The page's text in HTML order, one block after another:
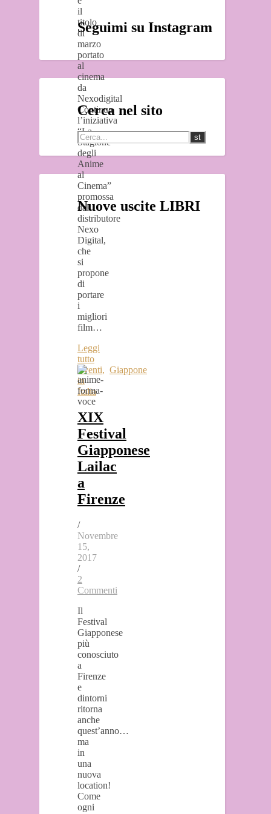
il
titolo
di
marzo
portato
al
cinema
da
Nexodigital
Continua
l’iniziativa
“La
Stagione
degli
Anime
al
Cinema”
promossa
dal
distributore
Nexo
Digital,
che
si
propone
di
portare
i
migliori
film…
Leggi
tutto
Eventi, Giappone
in
Italia
XIX
Festival
Giapponese
Lailac
a
Firenze
/
Novembre
15,
2017
/
2
Commenti
Il
Festival
Giapponese
più
conosciuto
a
Firenze
e
dintorni
ritorna
anche
quest’anno…
ma
in
una
nuova
location!
Come
ogni
Seguimi su Instagram
Cerca nel sito
Nuove uscite LIBRI